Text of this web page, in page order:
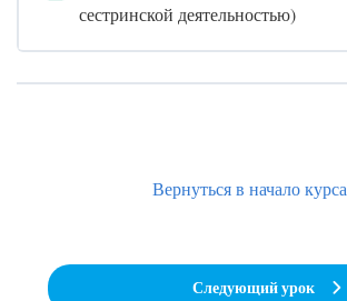
сестринской деятельностью)
Вернуться в начало курса
Следующий урок